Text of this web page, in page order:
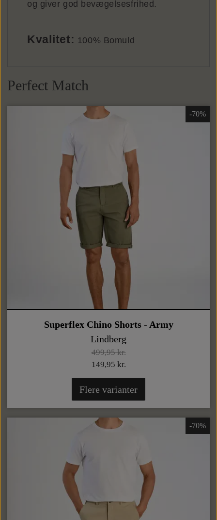
og giver god bevægelsesfrihed.
Kvalitet: 100% Bomuld
Perfect Match
-70%
Superflex Chino Shorts - Army
Lindberg
499,95 kr.
149,95 kr.
Flere varianter
-70%